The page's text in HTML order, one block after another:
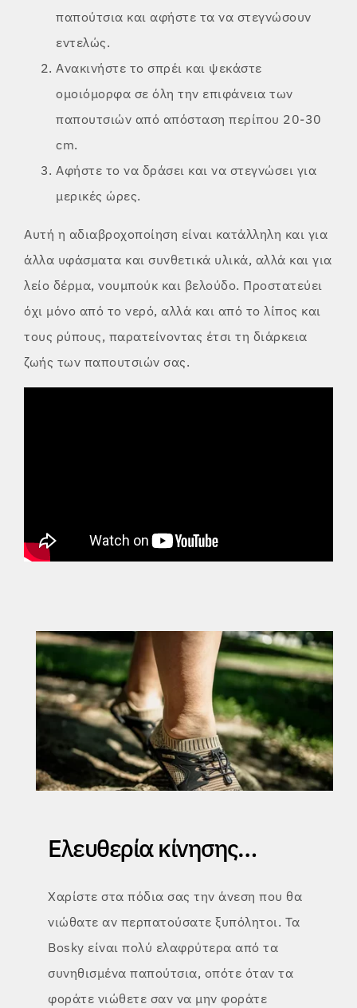
παπούτσια και αφήστε τα να στεγνώσουν
εντελώς.
Ανακινήστε το σπρέι και ψεκάστε
ομοιόμορφα σε όλη την επιφάνεια των
παπουτσιών από απόσταση περίπου 20-30
cm.
Αφήστε το να δράσει και να στεγνώσει για
μερικές ώρες.
Αυτή η αδιαβροχοποίηση είναι κατάλληλη και για
άλλα υφάσματα και συνθετικά υλικά, αλλά και για
λείο δέρμα, νουμπούκ και βελούδο. Προστατεύει
όχι μόνο από το νερό, αλλά και από το λίπος και
τους ρύπους, παρατείνοντας έτσι τη διάρκεια
ζωής των παπουτσιών σας.
Ελευθερία κίνησης…
Χαρίστε στα πόδια σας την άνεση που θα
νιώθατε αν περπατούσατε ξυπόλητοι. Τα
Bosky είναι πολύ ελαφρύτερα από τα
συνηθισμένα παπούτσια, οπότε όταν τα
φοράτε νιώθετε σαν να μην φοράτε